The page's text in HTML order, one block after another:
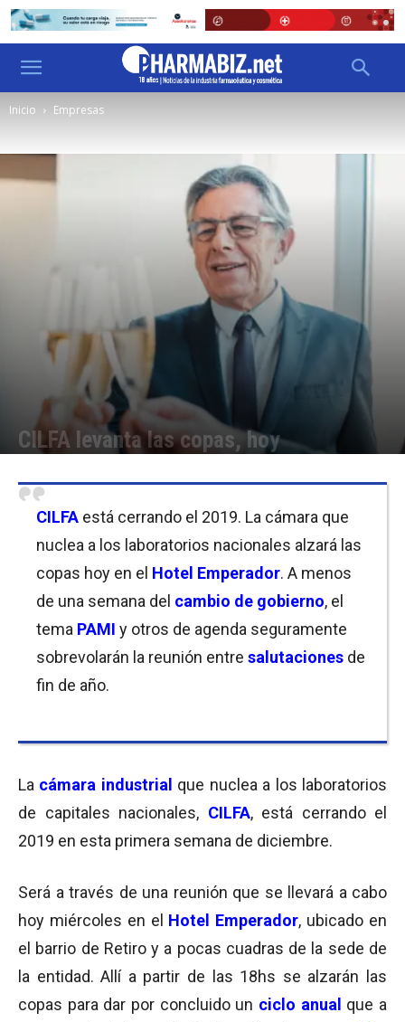
Inicio Empresas
CILFA levanta las copas, hoy
CILFA está cerrando el 2019. La cámara que
nuclea a los laboratorios nacionales alzará las
copas hoy en el Hotel Emperador. A menos
de una semana del cambio de gobierno, el
tema PAMI y otros de agenda seguramente
sobrevolarán la reunión entre salutaciones de
fin de año.
La cámara industrial que nuclea a los laboratorios
de capitales nacionales, CILFA, está cerrando el
2019 en esta primera semana de diciembre.
Será a través de una reunión que se llevará a cabo
hoy miércoles en el Hotel Emperador, ubicado en
el barrio de Retiro y a pocas cuadras de la sede de
la entidad. Allí a partir de las 18hs se alzarán las
copas para dar por concluido un ciclo anual que a